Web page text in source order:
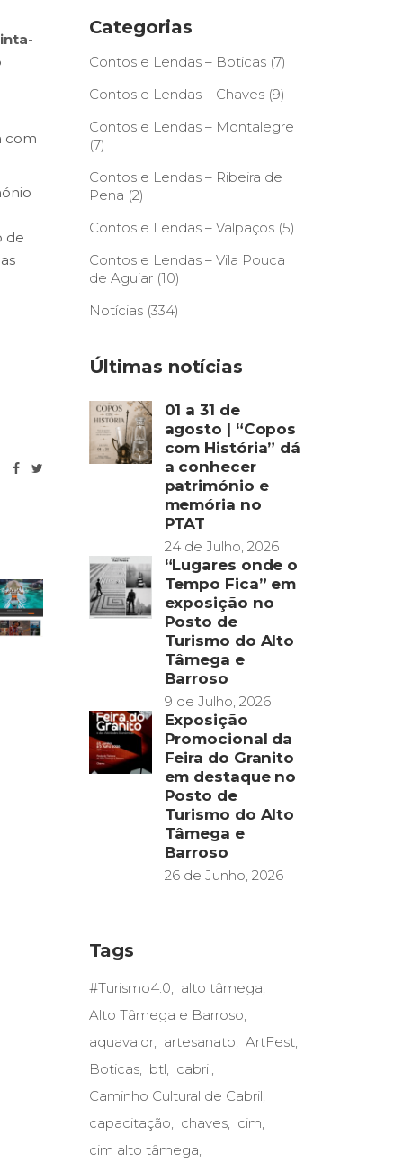
com
de
Categorias
Contos e Lendas – Boticas(7)
Contos e Lendas – Chaves(9)
Contos e Lendas – Montalegre
(7)
Contos e Lendas – Ribeira de
Pena (2)
Contos e Lendas – Valpaços(5)
Contos e Lendas – Vila Pouca
de Aguiar(10)
Notícias(334)
Últimas notícias
01 a 31 de
agosto | “Copos
com História” dá
a conhecer
património e
memória no
PTAT
24 de Julho, 2026
“Lugares onde o
Tempo Fica” em
exposição no
Posto de
Turismo do Alto
Tâmega e
Barroso
9 de Julho, 2026
Exposição
Promocional da
Feira do Granito
em destaque no
Posto de
Turismo do Alto
Tâmega e
Barroso
26 de Junho, 2026
Tags
#Turismo4.0
alto tâmega
Alto Tâmega e Barroso
aquavalor
artesanato
ArtFest
Boticas
btl
cabril
Caminho Cultural de Cabril
capacitação
chaves
cim
cim alto tâmega